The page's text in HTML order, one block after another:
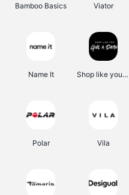
Bamboo Basics Viator
Name It Shop like you Give A Damn
Polar Vila